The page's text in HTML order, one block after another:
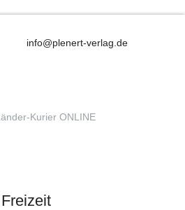
info@plenert-verlag.de